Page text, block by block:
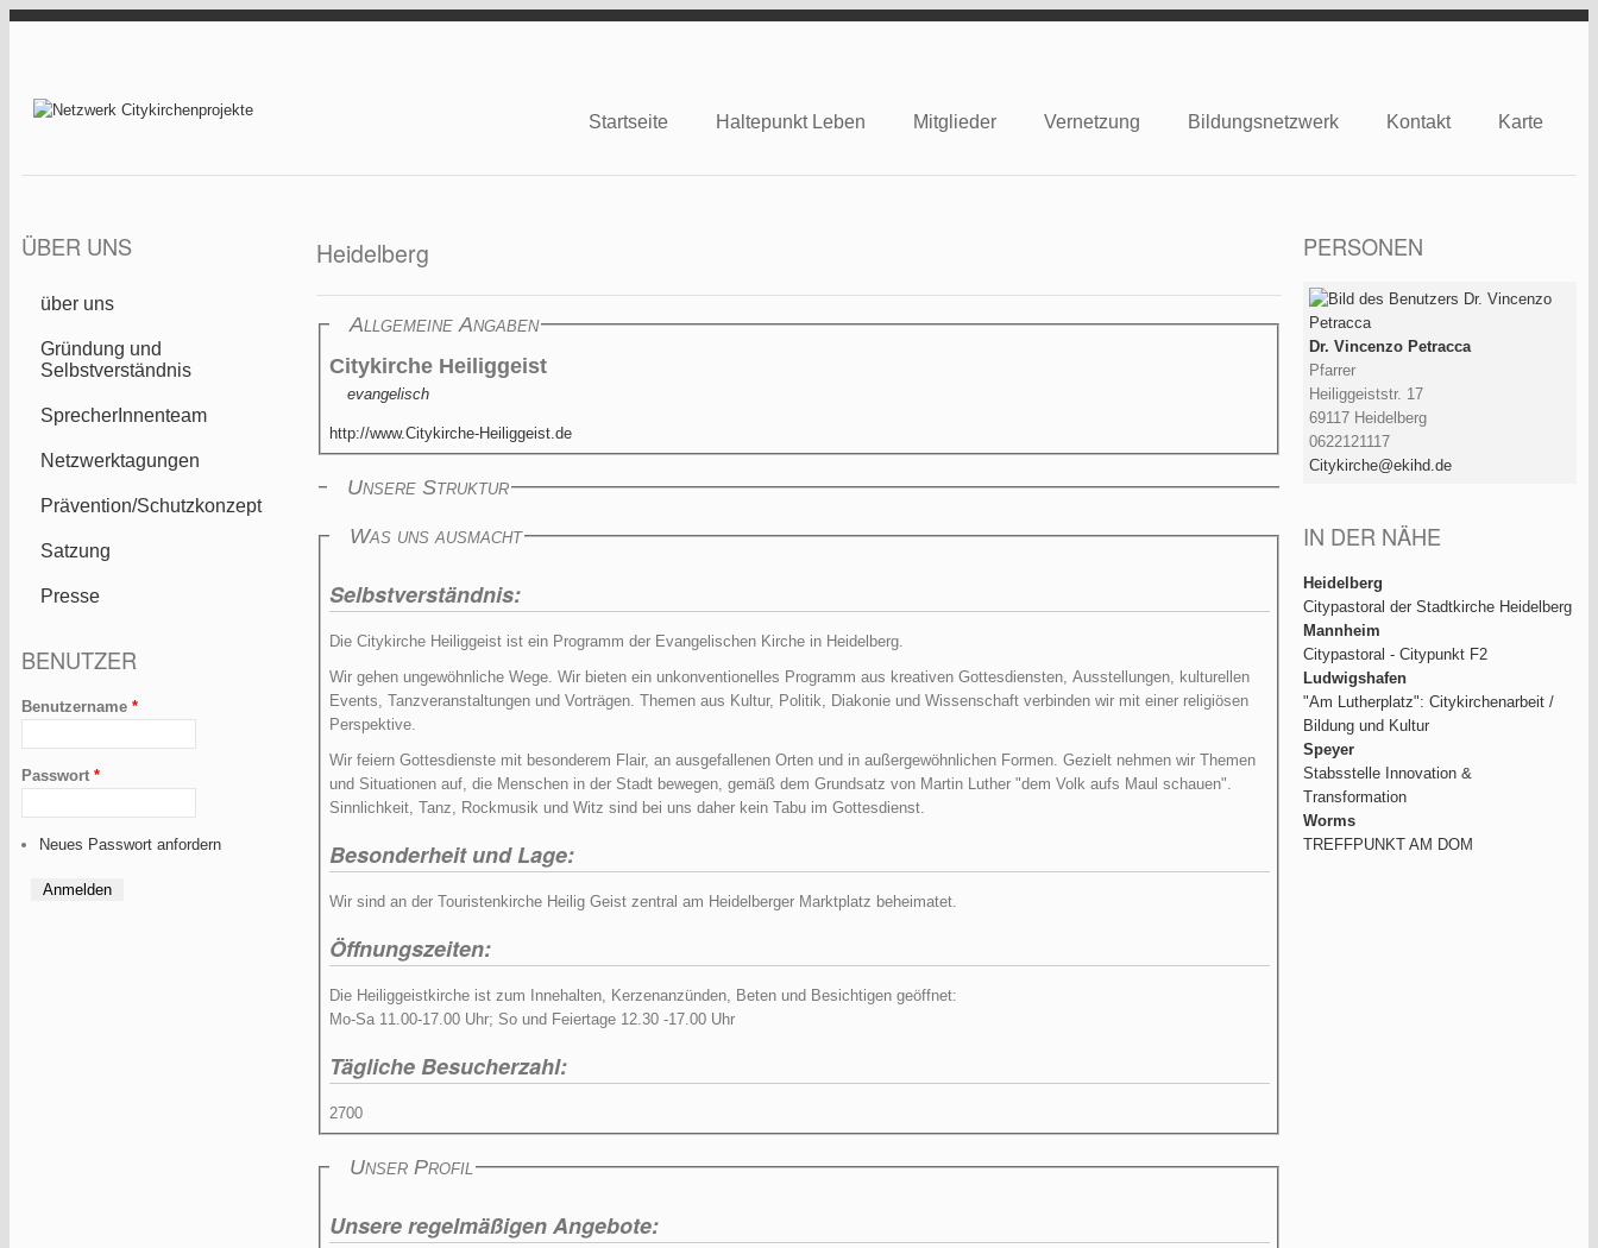
Direkt zum Inhalt
Startseite Haltepunkt Leben Mitglieder Vernetzung Bildungsnetzwerk Kontakt Karte
Heidelberg
Allgemeine Angaben
Citykirche Heiliggeist
evangelisch
http://www.Citykirche-Heiliggeist.de
Unsere Struktur
Was uns ausmacht
Selbstverständnis:
Die Citykirche Heiliggeist ist ein Programm der Evangelischen Kirche in Heidelberg.
Wir gehen ungewöhnliche Wege. Wir bieten ein unkonventionelles Programm aus kreativen Gottesdiensten, Ausstellungen, kulturellen
Events, Tanzveranstaltungen und Vorträgen. Themen aus Kultur, Politik, Diakonie und Wissenschaft verbinden wir mit einer religiösen
Perspektive.
Wir feiern Gottesdienste mit besonderem Flair, an ausgefallenen Orten und in außergewöhnlichen Formen. Gezielt nehmen wir Themen
und Situationen auf, die Menschen in der Stadt bewegen, gemäß dem Grundsatz von Martin Luther "dem Volk aufs Maul schauen".
Sinnlichkeit, Tanz, Rockmusik und Witz sind bei uns daher kein Tabu im Gottesdienst.
Besonderheit und Lage:
Wir sind an der Touristenkirche Heilig Geist zentral am Heidelberger Marktplatz beheimatet.
Öffnungszeiten:
Die Heiliggeistkirche ist zum Innehalten, Kerzenanzünden, Beten und Besichtigen geöffnet:
Mo-Sa 11.00-17.00 Uhr; So und Feiertage 12.30 -17.00 Uhr
Tägliche Besucherzahl:
2700
Unser Profil
Unsere regelmäßigen Angebote:
ÜBER UNS
über uns
Gründung und
Selbstverständnis
SprecherInnenteam
Netzwerktagungen
Prävention/Schutzkonzept
Satzung
Presse
BENUTZER
Benutzername *
Passwort *
Neues Passwort anfordern
PERSONEN
Dr. Vincenzo Petracca
Pfarrer
Heiliggeiststr. 17
69117 Heidelberg
0622121117
Citykirche@ekihd.de
IN DER NÄHE
Heidelberg
Citypastoral der Stadtkirche Heidelberg
Mannheim
Citypastoral - Citypunkt F2
Ludwigshafen
"Am Lutherplatz": Citykirchenarbeit /
Bildung und Kultur
Speyer
Stabsstelle Innovation &
Transformation
Worms
TREFFPUNKT AM DOM